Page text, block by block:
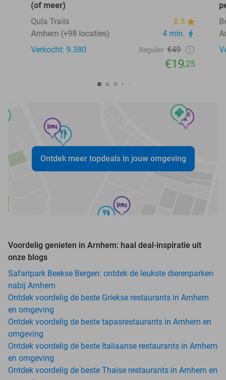
(of meer)
Qula Trails
8.5
Arnhem (+98 locaties)
4 min.
Verkocht: 9.380
Regulier €49
€19,25
Ontdek meer topdeals in jouw omgeving
Voordelig genieten in Arnhem: haal deal-inspiratie uit
onze blogs
Safaripark Beekse Bergen: ontdek de leukste dierenparken
nabij Arnhem
Ontdek voordelig de beste Griekse restaurants in Arnhem
en omgeving
Ontdek voordelig de beste tapasrestaurants in Arnhem en
omgeving
Ontdek voordelig de beste Italiaanse restaurants in Arnhem
en omgeving
Ontdek voordelig de beste Thaise restaurants in Arnhem en